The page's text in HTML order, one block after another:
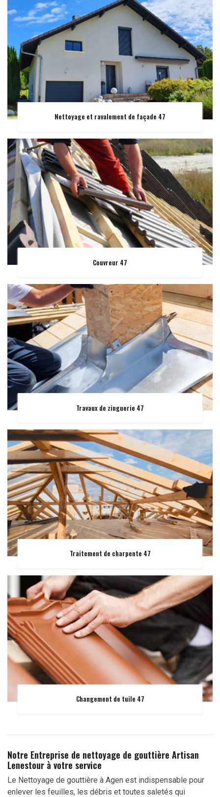
Nettoyage et ravalement de façade 47
Couvreur 47
Travaux de zinguerie 47
Traitement de charpente 47
Changement de tuile 47
Notre Entreprise de nettoyage de gouttière Artisan
Lenestour à votre service
Le Nettoyage de gouttière à Agen est indispensable pour
enlever les feuilles, les débris et toutes saletés qui